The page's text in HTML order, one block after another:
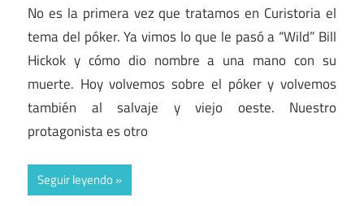
No es la primera vez que tratamos en Curistoria el
tema del póker. Ya vimos lo que le pasó a “Wild” Bill
Hickok y cómo dio nombre a una mano con su
muerte. Hoy volvemos sobre el póker y volvemos
también al salvaje y viejo oeste. Nuestro
protagonista es otro
Seguir leyendo